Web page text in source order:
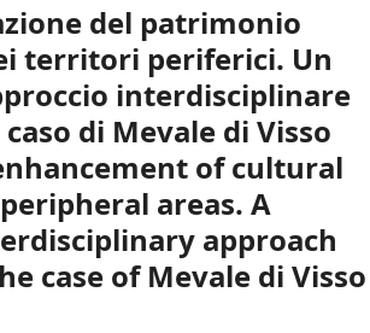
del patrimonio
territori periferici. Un
interdisciplinare
di Mevale di Visso
of cultural
areas. A
approach
case of Mevale di Visso